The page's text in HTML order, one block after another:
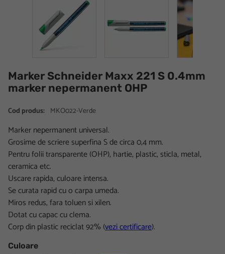
Marker Schneider Maxx 221 S 0.4mm
marker nepermanent OHP
Cod produs: MKO022-Verde
Marker nepermanent universal.
Grosime de scriere superfina S de circa 0,4 mm.
Pentru folii transparente (OHP), hartie, plastic, sticla, metal,
ceramica etc.
Uscare rapida, culoare intensa.
Se curata rapid cu o carpa umeda.
Miros redus, fara toluen si xilen.
Dotat cu capac cu clema.
Corp din plastic reciclat 92% (vezi certificare).
Culoare